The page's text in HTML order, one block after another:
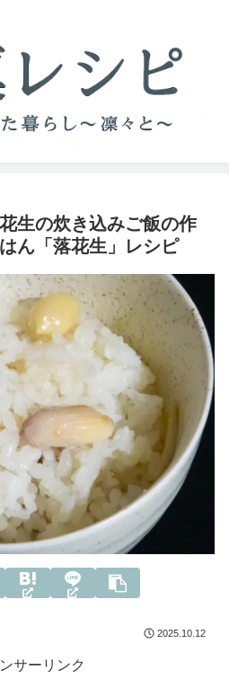
生の炊き込みご飯の作
ん「落花生」レシピ
2025.10.12
サーリンク